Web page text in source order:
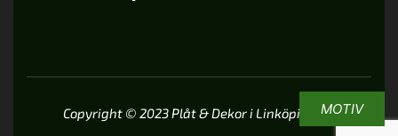
MOTIV
Copyright © 2023 Plåt & Dekor i Linköping AB